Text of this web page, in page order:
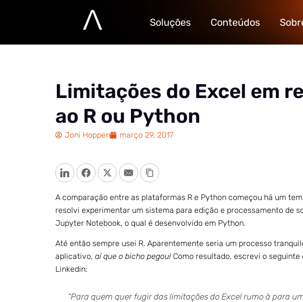
Soluções Conteúdos
Limitações do Excel em
ao R ou Python
Joni Hoppen março 29, 2017
LinkedInFacebookTwitterEmail Copy Link
A comparação entre as plataformas R e Python começou há um
resolvi experimentar um sistema para edição e processamento de
Jupyter Notebook, o qual é desenvolvido em Python.
Até então sempre usei R. Aparentemente seria um processo
aplicativo, aí que o bicho pegou! Como resultado, escrevi o
Linkedin:
“Para quem quer fugir das limitações do Excel rumo à para